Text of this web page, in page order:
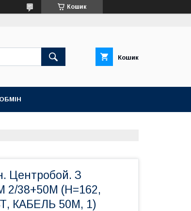
Кошик
Кошик
Центробой. З
38+50M (Н=162,
КАБЕЛЬ 50М, 1)